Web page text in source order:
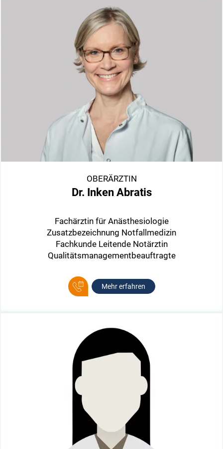
OBERÄRZTIN
Dr. Inken Abratis
Fachärztin für Anästhesiologie
Zusatzbezeichnung Notfallmedizin
Fachkunde Leitende Notärztin
Qualitätsmanagementbeauftragte
Mehr erfahren